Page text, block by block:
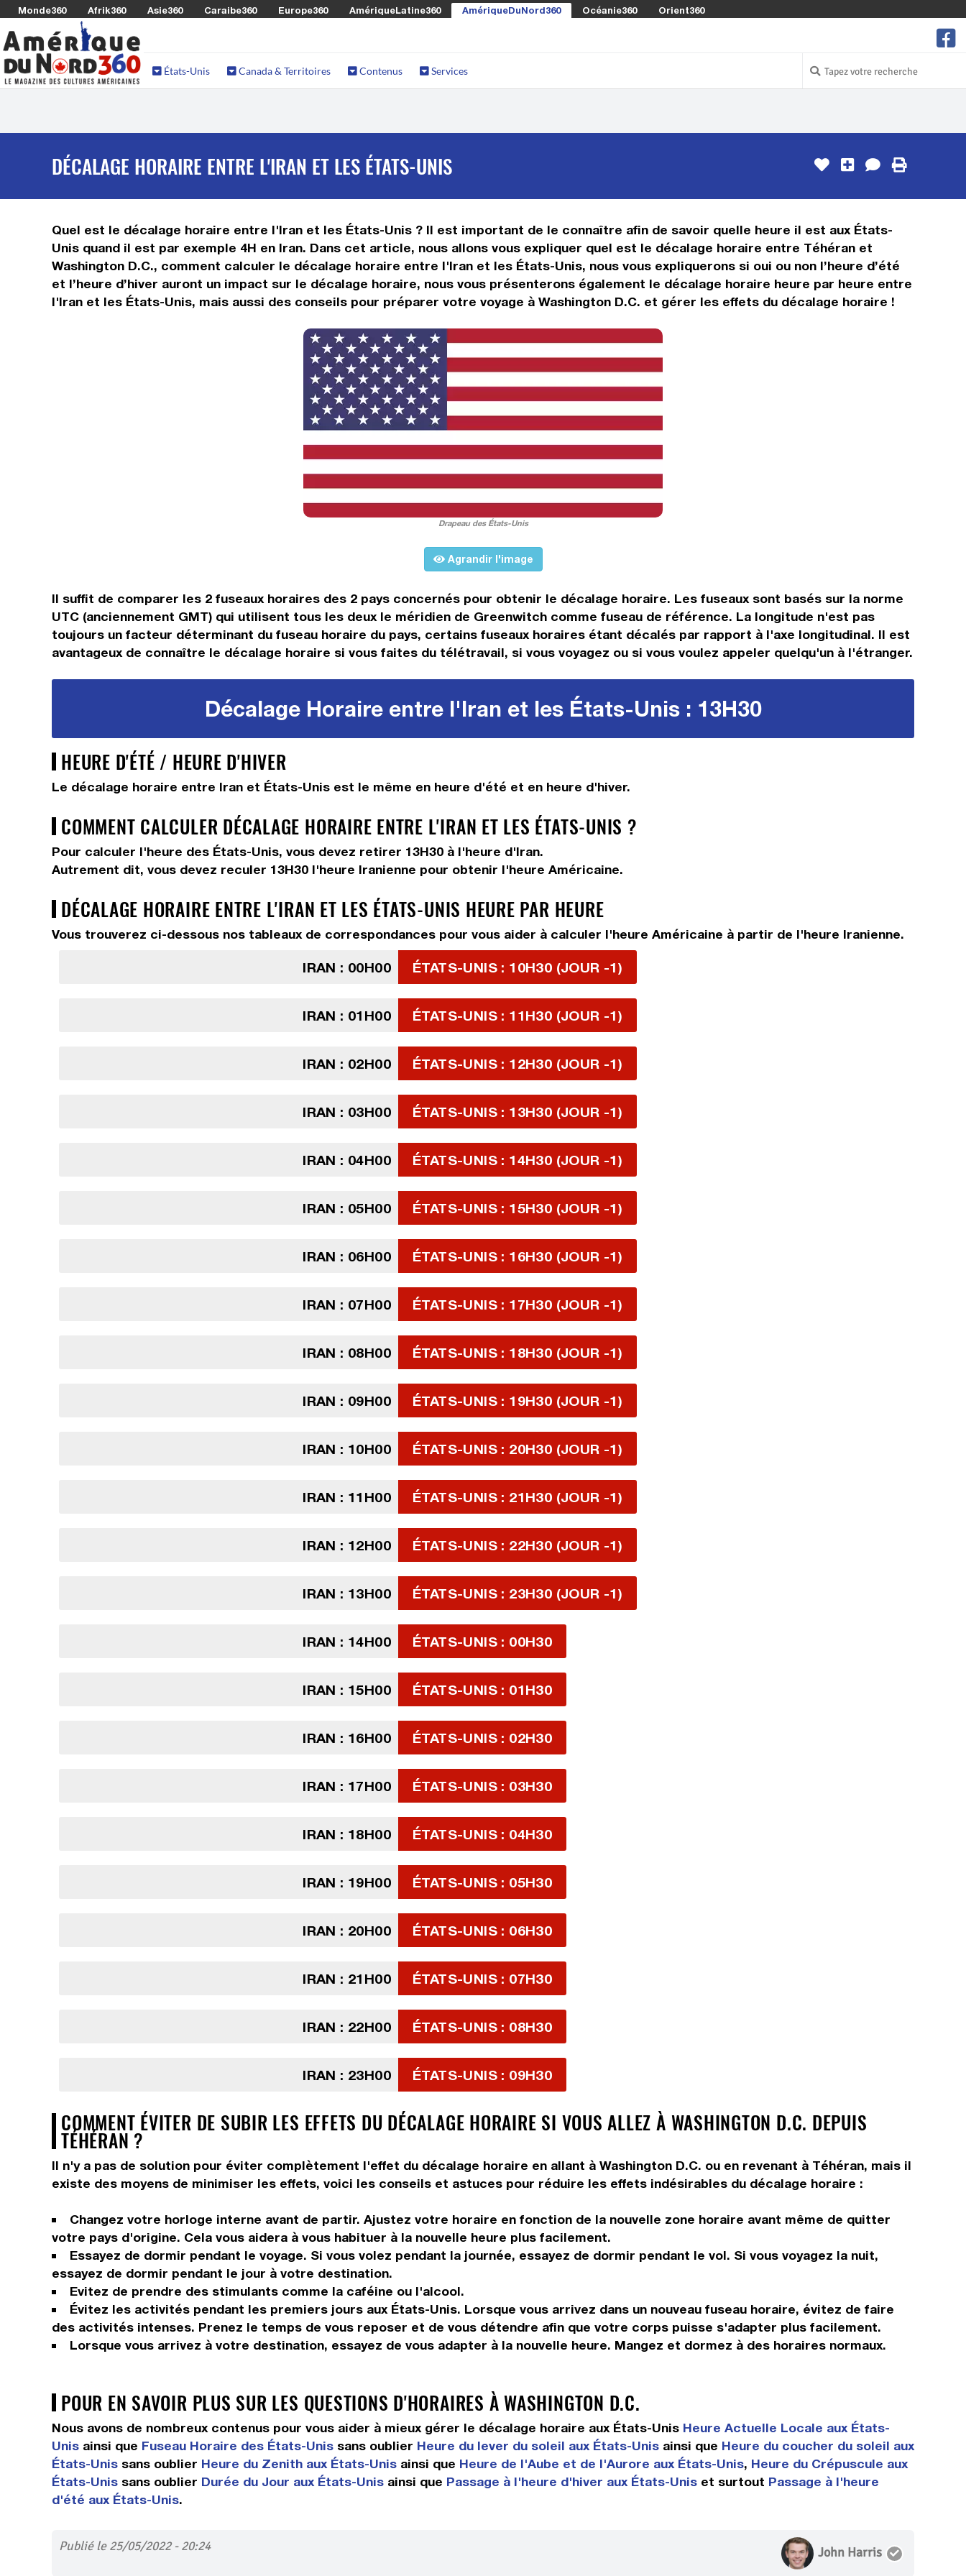
Monde360 Afrik360 Asie360 Caraibe360 Europe360 AmériqueLatine360 AmériqueDuNord360 Océanie360 Orient360
États-Unis Canada & Territoires Contenus Services
DÉCALAGE HORAIRE ENTRE L'IRAN ET LES ÉTATS-UNIS
Quel est le décalage horaire entre l'Iran et les États-Unis ? Il est important de le connaître afin de savoir quelle heure il est aux États-
Unis quand il est par exemple 4H en Iran. Dans cet article, nous allons vous expliquer quel est le décalage horaire entre Téhéran et
Washington D.C., comment calculer le décalage horaire entre l'Iran et les États-Unis, nous vous expliquerons si oui ou non l’heure d’été
et l’heure d’hiver auront un impact sur le décalage horaire, nous vous présenterons également le décalage horaire heure par heure entre
l'Iran et les États-Unis, mais aussi des conseils pour préparer votre voyage à Washington D.C. et gérer les effets du décalage horaire !
Drapeau des États-Unis
Agrandir l'image
Il suffit de comparer les 2 fuseaux horaires des 2 pays concernés pour obtenir le décalage horaire. Les fuseaux sont basés sur la norme
UTC (anciennement GMT) qui utilisent tous les deux le méridien de Greenwitch comme fuseau de référence. La longitude n'est pas
toujours un facteur déterminant du fuseau horaire du pays, certains fuseaux horaires étant décalés par rapport à l'axe longitudinal. Il est
avantageux de connaître le décalage horaire si vous faites du télétravail, si vous voyagez ou si vous voulez appeler quelqu'un à l'étranger.
Décalage Horaire entre l'Iran et les États-Unis : 13H30
HEURE D'ÉTÉ / HEURE D'HIVER
Le décalage horaire entre Iran et États-Unis est le même en heure d'été et en heure d'hiver.
COMMENT CALCULER DÉCALAGE HORAIRE ENTRE L'IRAN ET LES ÉTATS-UNIS ?
Pour calculer l'heure des États-Unis, vous devez retirer 13H30 à l'heure d'Iran.
Autrement dit, vous devez reculer 13H30 l'heure Iranienne pour obtenir l'heure Américaine.
DÉCALAGE HORAIRE ENTRE L'IRAN ET LES ÉTATS-UNIS HEURE PAR HEURE
Vous trouverez ci-dessous nos tableaux de correspondances pour vous aider à calculer l'heure Américaine à partir de l'heure Iranienne.
IRAN : 00H00 ÉTATS-UNIS : 10H30 (JOUR -1)
IRAN : 01H00 ÉTATS-UNIS : 11H30 (JOUR -1)
IRAN : 02H00 ÉTATS-UNIS : 12H30 (JOUR -1)
IRAN : 03H00 ÉTATS-UNIS : 13H30 (JOUR -1)
IRAN : 04H00 ÉTATS-UNIS : 14H30 (JOUR -1)
IRAN : 05H00 ÉTATS-UNIS : 15H30 (JOUR -1)
IRAN : 06H00 ÉTATS-UNIS : 16H30 (JOUR -1)
IRAN : 07H00 ÉTATS-UNIS : 17H30 (JOUR -1)
IRAN : 08H00 ÉTATS-UNIS : 18H30 (JOUR -1)
IRAN : 09H00 ÉTATS-UNIS : 19H30 (JOUR -1)
IRAN : 10H00 ÉTATS-UNIS : 20H30 (JOUR -1)
IRAN : 11H00 ÉTATS-UNIS : 21H30 (JOUR -1)
IRAN : 12H00 ÉTATS-UNIS : 22H30 (JOUR -1)
IRAN : 13H00 ÉTATS-UNIS : 23H30 (JOUR -1)
IRAN : 14H00 ÉTATS-UNIS : 00H30
IRAN : 15H00 ÉTATS-UNIS : 01H30
IRAN : 16H00 ÉTATS-UNIS : 02H30
IRAN : 17H00 ÉTATS-UNIS : 03H30
IRAN : 18H00 ÉTATS-UNIS : 04H30
IRAN : 19H00 ÉTATS-UNIS : 05H30
IRAN : 20H00 ÉTATS-UNIS : 06H30
IRAN : 21H00 ÉTATS-UNIS : 07H30
IRAN : 22H00 ÉTATS-UNIS : 08H30
IRAN : 23H00 ÉTATS-UNIS : 09H30
COMMENT ÉVITER DE SUBIR LES EFFETS DU DÉCALAGE HORAIRE SI VOUS ALLEZ À WASHINGTON D.C. DEPUIS
TÉHÉRAN ?
Il n'y a pas de solution pour éviter complètement l'effet du décalage horaire en allant à Washington D.C. ou en revenant à Téhéran, mais il
existe des moyens de minimiser les effets, voici les conseils et astuces pour réduire les effets indésirables du décalage horaire :
Changez votre horloge interne avant de partir. Ajustez votre horaire en fonction de la nouvelle zone horaire avant même de quitter
votre pays d'origine. Cela vous aidera à vous habituer à la nouvelle heure plus facilement.
Essayez de dormir pendant le voyage. Si vous volez pendant la journée, essayez de dormir pendant le vol. Si vous voyagez la nuit,
essayez de dormir pendant le jour à votre destination.
Evitez de prendre des stimulants comme la caféine ou l'alcool.
Évitez les activités pendant les premiers jours aux États-Unis. Lorsque vous arrivez dans un nouveau fuseau horaire, évitez de faire
des activités intenses. Prenez le temps de vous reposer et de vous détendre afin que votre corps puisse s'adapter plus facilement.
Lorsque vous arrivez à votre destination, essayez de vous adapter à la nouvelle heure. Mangez et dormez à des horaires normaux.
POUR EN SAVOIR PLUS SUR LES QUESTIONS D'HORAIRES À WASHINGTON D.C.
Nous avons de nombreux contenus pour vous aider à mieux gérer le décalage horaire aux États-Unis Heure Actuelle Locale aux États-
Unis ainsi que Fuseau Horaire des États-Unis sans oublier Heure du lever du soleil aux États-Unis ainsi que Heure du coucher du soleil aux
États-Unis sans oublier Heure du Zenith aux États-Unis ainsi que Heure de l'Aube et de l'Aurore aux États-Unis, Heure du Crépuscule aux
États-Unis sans oublier Durée du Jour aux États-Unis ainsi que Passage à l'heure d'hiver aux États-Unis et surtout Passage à l'heure
d'été aux États-Unis.
Publié le 25/05/2022 - 20:24 John Harris